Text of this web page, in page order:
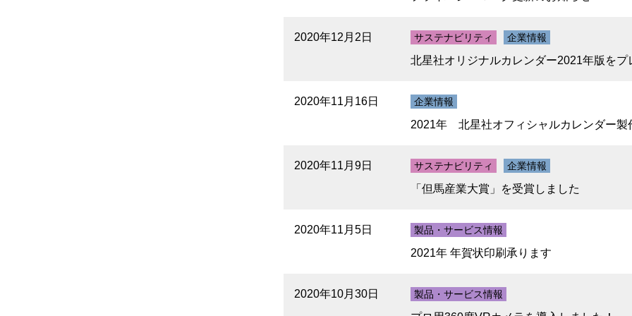
2020年12月2日 サステナビリティ 企業情報
北星社オリジナルカレンダー2021年版をプ
2020年11月16日 企業情報
2021年 北星社オフィシャルカレンダー製
2020年11月9日 サステナビリティ 企業情報
「但馬産業大賞」を受賞しました
2020年11月5日 製品・サービス情報
2021年 年賀状印刷承ります
2020年10月30日 製品・サービス情報